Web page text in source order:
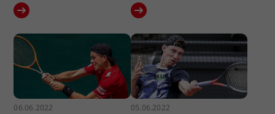
06.06.2022 05.06.2022